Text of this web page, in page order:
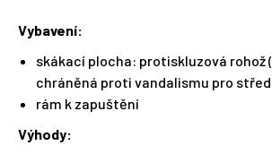
Vybavení:
skákací plocha: protiskluzová rohož
chráněná proti vandalismu pro
rám k zapuštění
Výhody: